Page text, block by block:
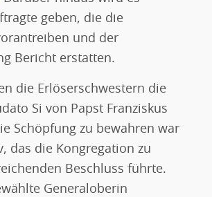
geben, die die
und der
Bericht erstatten.
die Erlöserschwestern die
Si von Papst Franziskus
Schöpfung zu bewahren war
das die Kongregation zu
Beschluss führte.
Generaloberin